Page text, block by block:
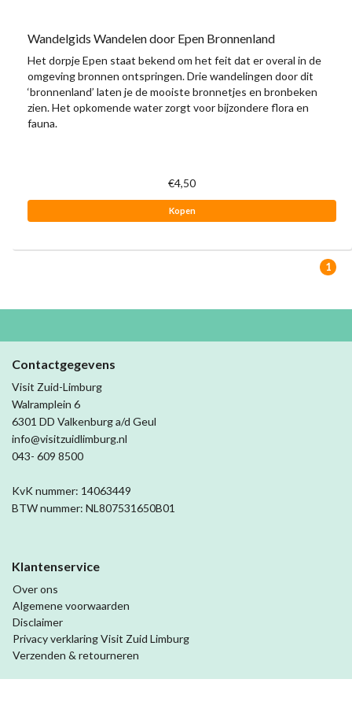
Wandelgids Wandelen door Epen Bronnenland
Het dorpje Epen staat bekend om het feit dat er overal in de
omgeving bronnen ontspringen. Drie wandelingen door dit
‘bronnenland’ laten je de mooiste bronnetjes en bronbeken
zien. Het opkomende water zorgt voor bijzondere flora en
fauna.
€4,50
Kopen
1
Contactgegevens
Visit Zuid-Limburg
Walramplein 6
6301 DD Valkenburg a/d Geul
info@visitzuidlimburg.nl
043- 609 8500
KvK nummer: 14063449
BTW nummer: NL807531650B01
Klantenservice
Over ons
Algemene voorwaarden
Disclaimer
Privacy verklaring Visit Zuid Limburg
Verzenden & retourneren